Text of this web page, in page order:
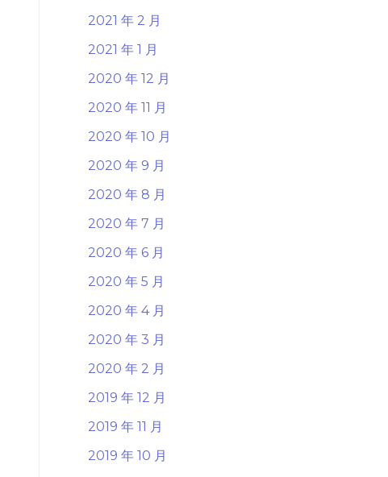
2021 年 2 月
2021 年 1 月
2020 年 12 月
2020 年 11 月
2020 年 10 月
2020 年 9 月
2020 年 8 月
2020 年 7 月
2020 年 6 月
2020 年 5 月
2020 年 4 月
2020 年 3 月
2020 年 2 月
2019 年 12 月
2019 年 11 月
2019 年 10 月